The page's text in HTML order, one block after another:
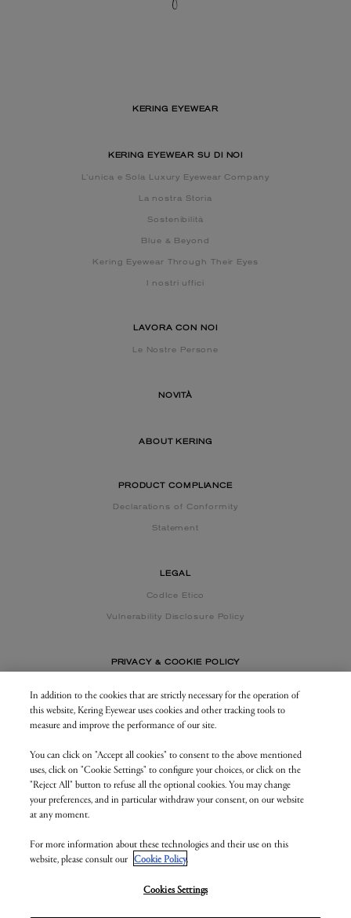
KERING EYEWEAR
KERING EYEWEAR SU DI NOI
L’unica e Sola Luxury Eyewear Company
La nostra Storia
Sostenibilità
Blue & Beyond
Kering Eyewear Through Their Eyes
I nostri uffici
LAVORA CON NOI
Le Nostre Persone
NOVITÀ
ABOUT KERING
PRODUCT COMPLIANCE
Declarations of Conformity
Statement
LEGAL
CodIce Etico
Vulnerability Disclosure Policy
PRIVACY & COOKIE POLICY
CONTACT US
BUSINESS AREA
my.keringeyewear.com
© Kering Eyewear 2023. All rights reserved
Kering Eyewear S.p.A.Via Altichiero 180, 35135 Padova
v. 1.3.5.as2
In addition to the cookies that are strictly necessary for the operation of
this website, Kering Eyewear uses cookies and other tracking tools to
measure and improve the performance of our site.
You can click on "Accept all cookies" to consent to the above mentioned
uses, click on "Cookie Settings" to configure your choices, or click on the
"Reject All" button to refuse all the optional cookies. You may change
your preferences, and in particular withdraw your consent, on our website
at any moment.
For more information about these technologies and their use on this
website, please consult our Cookie Policy.
Cookies Settings